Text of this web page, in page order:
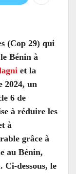
(Cop 29) qui
Bénin à
et la
2024, un
6 de
à réduire les
à
grâce à
au Bénin,
Ci-dessous, le